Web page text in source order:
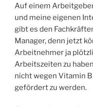
Auf einem
und meine eigenen
gibt es den
Manager, denn jetzt
Arbeitnehmer ja
Arbeitszeiten zu
nicht wegen Vitamin
gefördert zu werden.